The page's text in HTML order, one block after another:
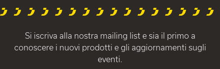
Si iscriva alla nostra mailing list e sia il primo a
conoscere i nuovi prodotti e gli aggiornamenti sugli
eventi.